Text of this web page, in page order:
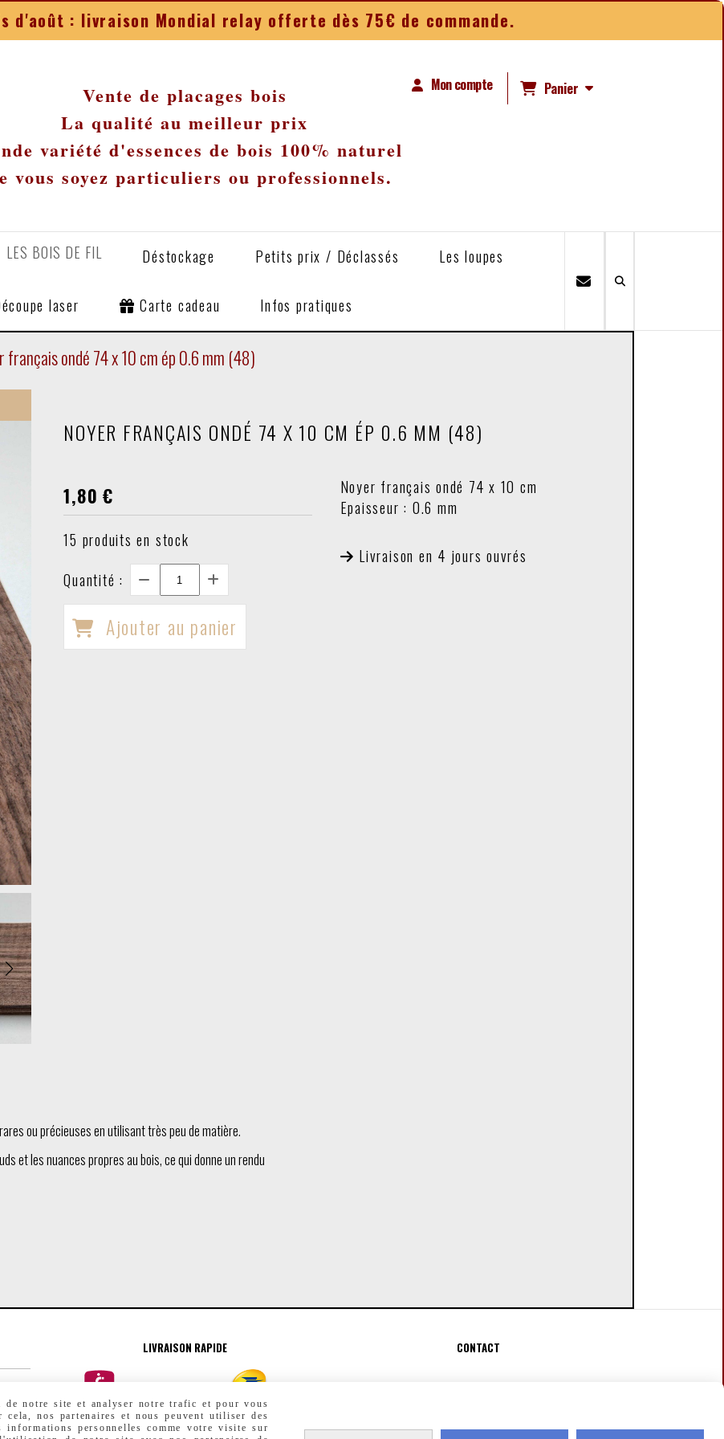
d'août : livraison Mondial relay offerte dès 75€ de commande.
Vente de placages bois
La qualité au meilleur prix
variété d'essences de bois 100% naturel
vous soyez particuliers ou professionnels.
Mon compte Panier
LES BOIS DE FIL Déstockage Petits prix / Déclassés Les loupes
laser Carte cadeau Infos pratiques
français ondé 74 x 10 cm ép 0.6 mm (48)
NOYER FRANÇAIS ONDÉ 74 X 10 CM ÉP 0.6 MM (48)
1,80 €
15 produits en stock
Quantité :
Ajouter au panier
Noyer français ondé 74 x 10 cm
Epaisseur : 0.6 mm
Livraison en 4 jours ouvrés
ou précieuses en utilisant très peu de matière.
et les nuances propres au bois, ce qui donne un rendu
LIVRAISON RAPIDE CONTACT
de notre site et analyser notre trafic et pour vous
nos partenaires et nous peuvent utiliser des
personnelles comme votre visite sur